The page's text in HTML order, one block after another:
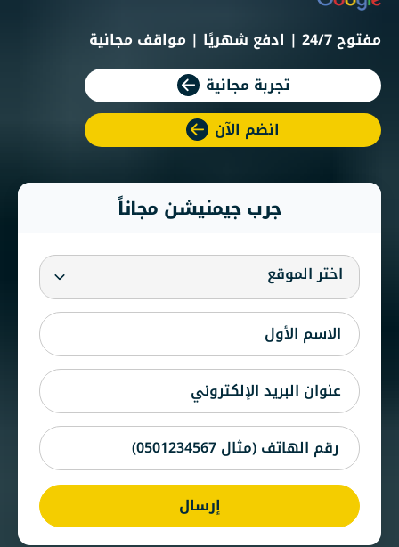
مفتوح 24/7 | ادفع شهريًا | مواقف مجانية
تجربة مجانية
انضم الآن
جرب جيمنيشن مجاناً
اختر الموقع
إرسال